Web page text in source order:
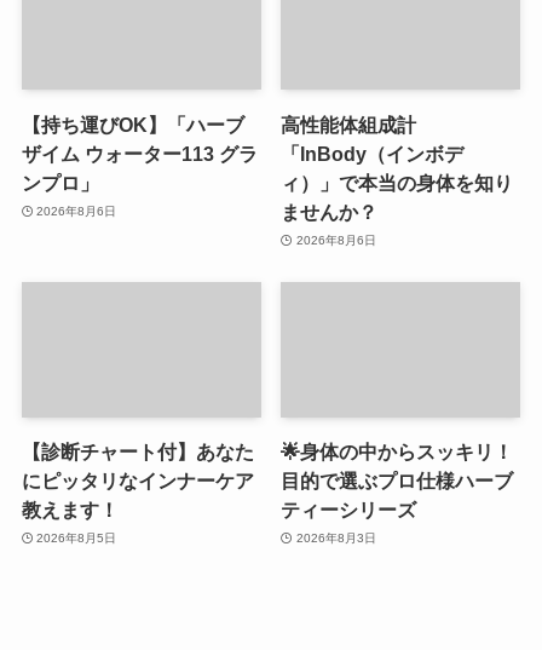
【持ち運びOK】「ハーブ
ザイム ウォーター113 グラ
ンプロ」
2026年8月6日
高性能体組成計
「InBody（インボデ
ィ）」で本当の身体を知り
ませんか？
2026年8月6日
【診断チャート付】あなた
にピッタリなインナーケア
教えます！
2026年8月5日
🌟身体の中からスッキリ！
目的で選ぶプロ仕様ハーブ
ティーシリーズ
2026年8月3日